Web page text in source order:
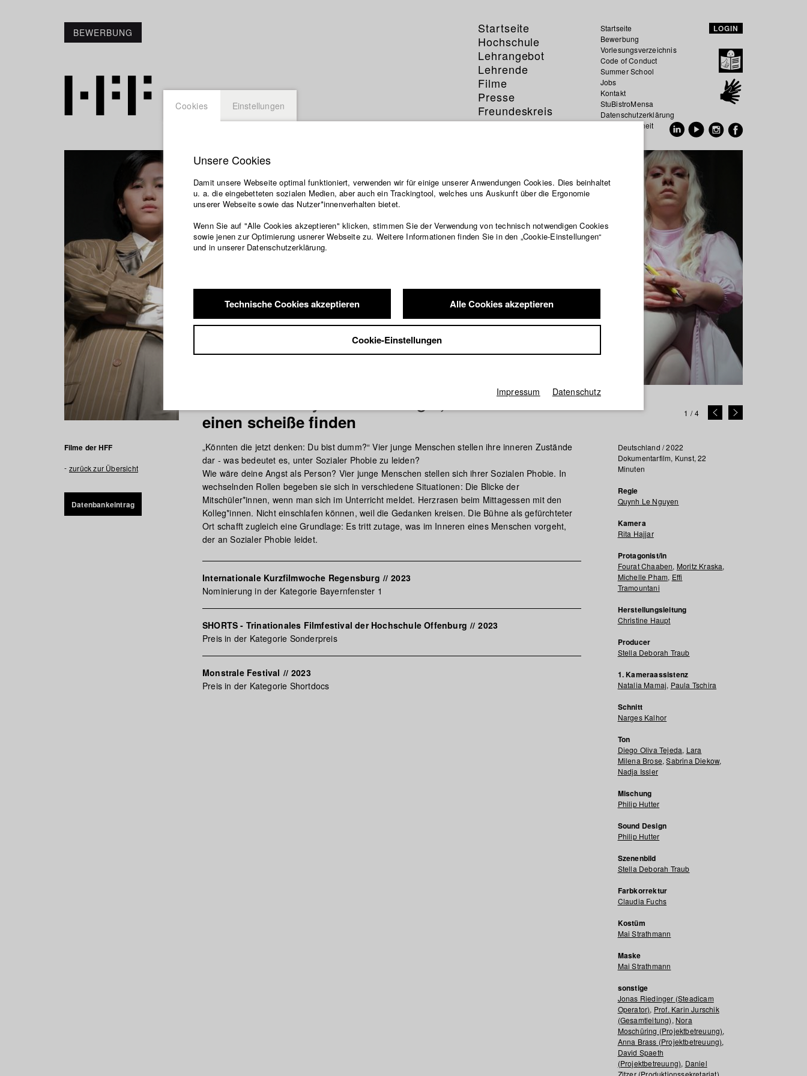
BEWERBUNG
Startseite
Hochschule
Lehrangebot
Lehrende
Filme
Presse
Freundeskreis
Service
Startseite
Bewerbung
Vorlesungsverzeichnis
Code of Conduct
Summer School
Jobs
Kontakt
StuBistroMensa
Datenschutzerklärung
Datensicherheit
LOGIN
1 /4
Filme der HFF
zurück zur Übersicht
Datenbankeintrag
State of Anxiety. Oder die Angst, dass andere
einen scheiße finden
„Könnten die jetzt denken: Du bist dumm?“ Vier junge Menschen stellen ihre inneren Zustände
dar - was bedeutet es, unter Sozialer Phobie zu leiden?
Wie wäre deine Angst als Person? Vier junge Menschen stellen sich ihrer Sozialen Phobie. In
wechselnden Rollen begeben sie sich in verschiedene Situationen: Die Blicke der
Mitschüler*innen, wenn man sich im Unterricht meldet. Herzrasen beim Mittagessen mit den
Kolleg*innen. Nicht einschlafen können, weil die Gedanken kreisen. Die Bühne als gefürchteter
Ort schafft zugleich eine Grundlage: Es tritt zutage, was im Inneren eines Menschen vorgeht,
der an Sozialer Phobie leidet.
Internationale Kurzfilmwoche Regensburg // 2023
Nominierung in der Kategorie Bayernfenster 1
SHORTS - Trinationales Filmfestival der Hochschule Offenburg // 2023
Preis in der Kategorie Sonderpreis
Monstrale Festival // 2023
Preis in der Kategorie Shortdocs
Deutschland / 2022
Dokumentarfilm, Kunst, 22
Minuten
Regie
Quynh Le Nguyen
Kamera
Rita Hajjar
Protagonist/in
Fourat Chaaben, Moritz Kraska,
Michelle Pham, Effi
Tramountani
Herstellungsleitung
Christine Haupt
Producer
Stella Deborah Traub
1. Kameraassistenz
Natalia Mamaj, Paula Tschira
Schnitt
Narges Kalhor
Ton
Diego Oliva Tejeda, Lara
Milena Brose,Sabrina Diekow,
Nadja Issler
Mischung
Philip Hutter
Sound Design
Philip Hutter
Szenenbild
Stella Deborah Traub
Farbkorrektur
Claudia Fuchs
Kostüm
Mai Strathmann
Maske
Mai Strathmann
sonstige
Jonas Riedinger (Steadicam
Operator), Prof. Karin Jurschik
(Gesamtleitung), Nora
Moschüring (Projektbetreuung),
Anna Brass (Projektbetreuung),
David Spaeth
(Projektbetreuung), Daniel
Zitzer (Produktionssekretariat)
Cookies Einstellungen
Unsere Cookies
Damit unsere Webseite optimal funktioniert, verwenden wir für einige unserer Anwendungen Cookies. Dies beinhaltet
u. a. die eingebetteten sozialen Medien, aber auch ein Trackingtool, welches uns Auskunft über die Ergonomie
unserer Webseite sowie das Nutzer*innenverhalten bietet.
Wenn Sie auf "Alle Cookies akzeptieren" klicken, stimmen Sie der Verwendung von technisch notwendigen Cookies
sowie jenen zur Optimierung usnerer Webseite zu. Weitere Informationen finden Sie in den „Cookie-Einstellungen“
und in unserer Datenschutzerklärung.
Technische Cookies akzeptieren Alle Cookies akzeptieren
Cookie-Einstellungen
Impressum Datenschutz